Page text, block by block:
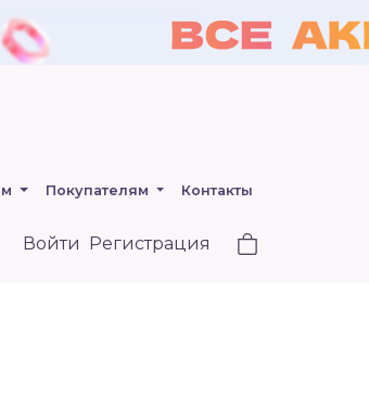
Покупателям Контакты
Войти Регистрация